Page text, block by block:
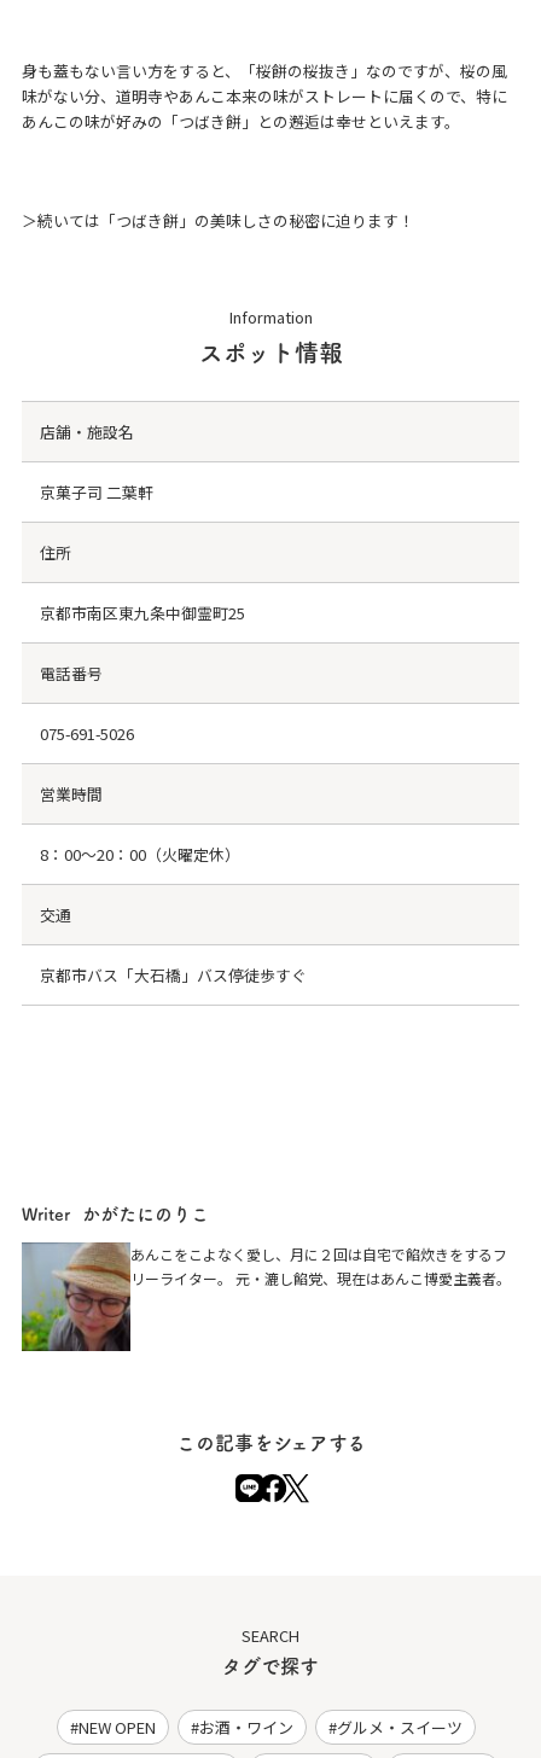
身も蓋もない言い方をすると、「桜餅の桜抜き」なのですが、桜の風
味がない分、道明寺やあんこ本来の味がストレートに届くので、特に
あんこの味が好みの「つばき餅」との邂逅は幸せといえます。
＞続いては「つばき餅」の美味しさの秘密に迫ります！
Information
スポット情報
店舗・施設名
京菓子司 二葉軒
住所
京都市南区東九条中御霊町25
電話番号
075-691-5026
営業時間
8：00〜20：00（火曜定休）
交通
京都市バス「大石橋」バス停徒歩すぐ
京都市南区東九条中御霊町25
Writer かがたにのりこ
あんこをこよなく愛し、月に２回は自宅で餡炊きをするフ
リーライター。 元・漉し餡党、現在はあんこ博愛主義者。
この記事をシェアする
SEARCH
タグで探す
NEW OPEN お酒・ワイン グルメ・スイーツ